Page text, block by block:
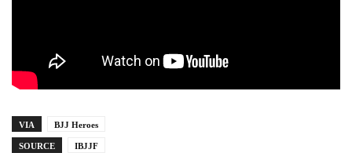
VIA BJJ Heroes
SOURCE IBJJF